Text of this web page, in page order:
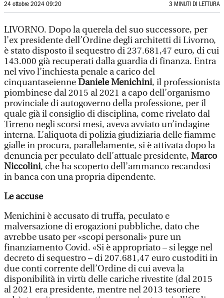
24 ottobre 2024 09:20 3 MINUTI DI LETTURA
LIVORNO. Dopo la querela del suo successore, per
l’ex presidente dell’Ordine degli architetti di Livorno,
è stato disposto il sequestro di 237.681,47 euro, di cui
143.000 già recuperati dalla guardia di finanza. Entra
nel vivo l’inchiesta penale a carico del
cinquantaseienneDaniele Menichini, il professionista
piombinese dal 2015 al 2021 a capo dell’organismo
provinciale di autogoverno della professione, per il
quale già il consiglio di disciplina, come rivelato dal
Tirrenonegli scorsi mesi, aveva avviato un’indagine
interna. L’aliquota di polizia giudiziaria delle fiamme
gialle in procura, parallelamente, si è attivata dopo la
denuncia per peculato dell’attuale presidente, Marco
Niccolini, che ha scoperto dell’ammanco recandosi
in banca con una propria dipendente.
Le accuse
Menichini è accusato di truffa, peculato e
malversazione di erogazioni pubbliche, dato che
avrebbe usato per «scopi personali» pure un
finanziamento Covid. «Si è appropriato – si legge nel
decreto di sequestro – di 207.681,47 euro custoditi in
due conti corrente dell’Ordine di cui aveva la
disponibilità in virtù delle cariche rivestite (dal 2015
al 2021 era presidente, mentre nel 2013 tesoriere